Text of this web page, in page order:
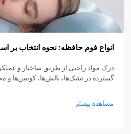
انواع فوم حافظه: نحوه انتخاب
درک مواد راحتی از طریق ساختار و
گسترده در تشک‌ها، بالش‌ها، کوسن‌ها و
مشاهده بیشتر